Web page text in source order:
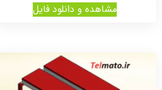
مشاهده و دانلود فایل